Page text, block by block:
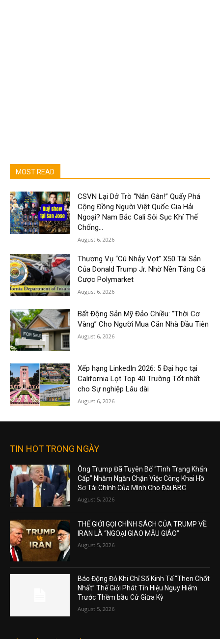
MOST READ
CSVN Lại Dở Trò “Nắn Gân!” Quấy Phá
Cộng Đồng Người Việt Quốc Gia Hải
Ngoại? Nam Bắc Cali Sôi Sục Khí Thế
Chống...
August 6, 2026
Thương Vụ “Cú Nhảy Vọt” X50 Tài Sản
Của Donald Trump Jr. Nhờ Nền Tảng Cá
Cược Polymarket
August 6, 2026
Bất Động Sản Mỹ Đảo Chiều: “Thời Cơ
Vàng” Cho Người Mua Căn Nhà Đầu Tiên
August 6, 2026
Xếp hạng LinkedIn 2026: 5 Đại học tại
California Lọt Top 40 Trường Tốt nhất
cho Sự nghiệp Lâu dài
August 6, 2026
TIN HOT TRONG NGÀY
Ông Trump Đã Tuyên Bố “Tình Trạng Khẩn
Cấp” Nhằm Ngăn Chặn Việc Công Khai Hồ
Sơ Tài Chính Của Mình Cho Đài BBC
August 5, 2026
THẾ GIỚI GỌI CHÍNH SÁCH CỦA TRUMP VỀ
IRAN LÀ “NGOẠI GIAO MẪU GIÁO”
August 5, 2026
Báo Động Đỏ Khi Chỉ Số Kinh Tế “Then Chốt
Nhất” Thế Giới Phát Tín Hiệu Nguy Hiểm
Trước Thềm bầu Cử Giữa Kỳ
August 5, 2026